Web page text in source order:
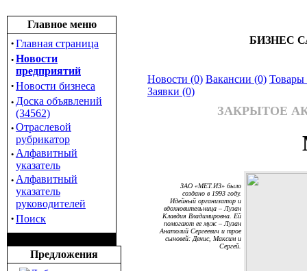
Главное меню
·Главная страница
·Новости
предприятий
·Новости бизнеса
· Доска объявлений
(34562)
·Отраслевой
рубрикатор
· Алфавитный
указатель
· Алфавитный
указатель
руководителей
·Поиск
Предложения
БИЗНЕС
Новости (0) Вакансии (0) Товары
Заявки (0)
ЗАКРЫТОЕ
ЗАО «МЕТ.ИЗ» было
создано в 1993 году.
Идейный организатор и
вдохновительница – Лузан
Клавдия Владимировна. Ей
помогают ее муж – Лузан
Анатолий Сергеевич и трое
сыновей: Денис, Максим и
Сергей.